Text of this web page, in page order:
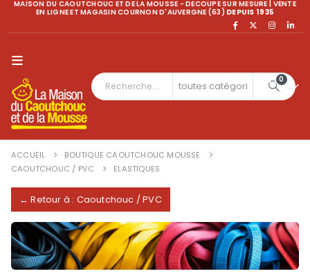
MAISON DU CAOUTCHOUC ET DE LA MOUSSE - DECOUPE SUR MESURE | VENTE
EN LIGNE ET MAGASIN COURNON D'AUVERGNE (63) DEPUIS 1935
0
ACCUEIL
BOUTIQUE CAOUTCHOUC MOUSSE
CAOUTCHOUC / PVC
ELASTIQUES
← Retour à : Caoutchouc / PVC